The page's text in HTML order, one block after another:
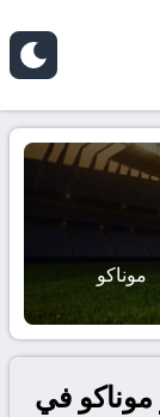
موناكو
في